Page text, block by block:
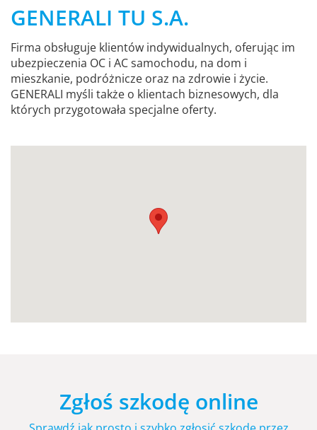
GENERALI TU S.A.
Firma obsługuje klientów indywidualnych, oferując im
ubezpieczenia OC i AC samochodu, na dom i
mieszkanie, podróżnicze oraz na zdrowie i życie.
GENERALI myśli także o klientach biznesowych, dla
których przygotowała specjalne oferty.
Zgłoś szkodę online